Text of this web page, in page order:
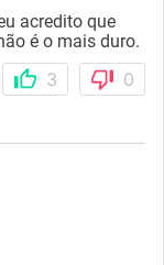
acredito que
é o mais duro.
3 0